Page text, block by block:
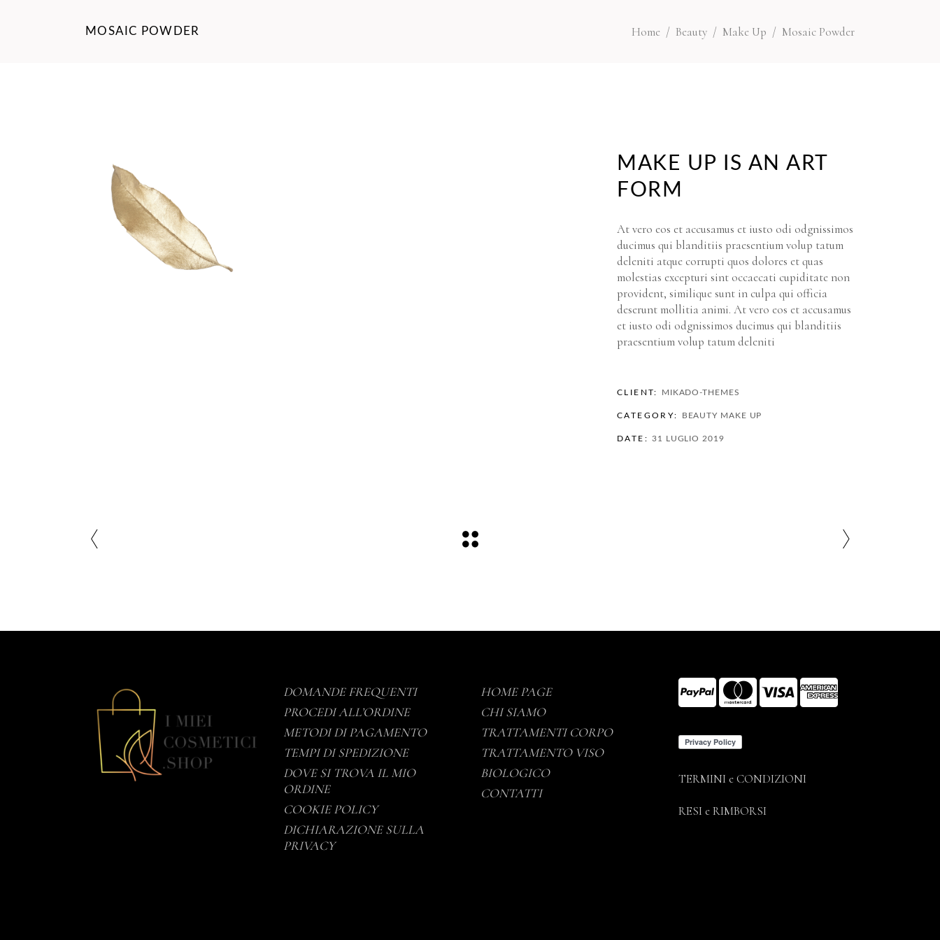
MOSAIC POWDER Home / Beauty / Make Up / Mosaic Powder
MAKE UP IS AN ART
FORM
At vero eos et accusamus et iusto odi odgnissimos
ducimus qui blanditiis praesentium volup tatum
deleniti atque corrupti quos dolores et quas
molestias excepturi sint occaecati cupiditate non
provident, similique sunt in culpa qui officia
deserunt mollitia animi. At vero eos et accusamus
et iusto odi odgnissimos ducimus qui blanditiis
praesentium volup tatum deleniti
CLIENT: MIKADO-THEMES
CATEGORY: BEAUTY MAKE UP
DATE: 31 LUGLIO 2019
DOMANDE FREQUENTI
PROCEDI ALL’ORDINE
METODI DI PAGAMENTO
TEMPI DI SPEDIZIONE
DOVE SI TROVA IL MIO
ORDINE
COOKIE POLICY
DICHIARAZIONE SULLA
PRIVACY
HOME PAGE
CHI SIAMO
TRATTAMENTI CORPO
TRATTAMENTO VISO
BIOLOGICO
CONTATTI
TERMINI e CONDIZIONI
RESI e RIMBORSI